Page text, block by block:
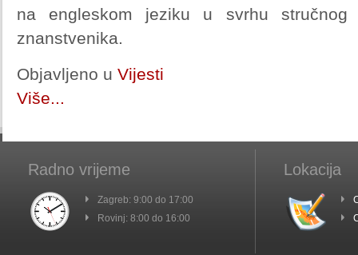
na engleskom jeziku u svrhu stručnog
znanstvenika.
Objavljeno u Vijesti
Više...
Radno vrijeme
Zagreb: 9:00 do 17:00
Rovinj: 8:00 do 16:00
Lokacija